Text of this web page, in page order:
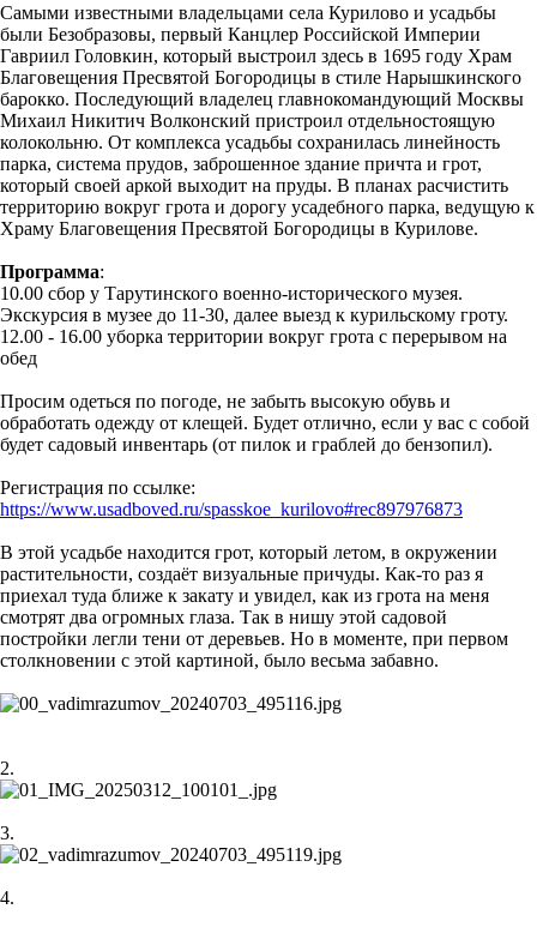
Самыми известными владельцами села Курилово и усадьбы
были Безобразовы, первый Канцлер Российской Империи
Гавриил Головкин, который выстроил здесь в 1695 году Храм
Благовещения Пресвятой Богородицы в стиле Нарышкинского
барокко. Последующий владелец главнокомандующий Москвы
Михаил Никитич Волконский пристроил отдельностоящую
колокольню. От комплекса усадьбы сохранилась линейность
парка, система прудов, заброшенное здание причта и грот,
который своей аркой выходит на пруды. В планах расчистить
территорию вокруг грота и дорогу усадебного парка, ведущую к
Храму Благовещения Пресвятой Богородицы в Курилове.
Программа:
10.00 сбор у Тарутинского военно-исторического музея.
Экскурсия в музее до 11-30, далее выезд к курильскому гроту.
12.00 - 16.00 уборка территории вокруг грота с перерывом на
обед
Просим одеться по погоде, не забыть высокую обувь и
обработать одежду от клещей. Будет отлично, если у вас с собой
будет садовый инвентарь (от пилок и граблей до бензопил).
Регистрация по ссылке:
https://www.usadboved.ru/spasskoe_kurilovo#rec897976873
В этой усадьбе находится грот, который летом, в окружении
растительности, создаёт визуальные причуды. Как-то раз я
приехал туда ближе к закату и увидел, как из грота на меня
смотрят два огромных глаза. Так в нишу этой садовой
постройки легли тени от деревьев. Но в моменте, при первом
столкновении с этой картиной, было весьма забавно.
2.
3.
4.